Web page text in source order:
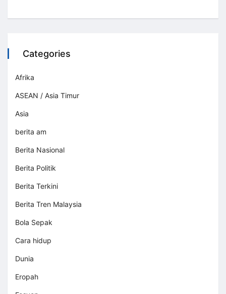
Categories
Afrika
ASEAN / Asia Timur
Asia
berita am
Berita Nasional
Berita Politik
Berita Terkini
Berita Tren Malaysia
Bola Sepak
Cara hidup
Dunia
Eropah